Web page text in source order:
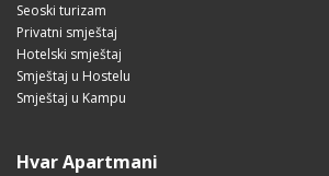
Seoski turizam
Privatni smještaj
Hotelski smještaj
Smještaj u Hostelu
Smještaj u Kampu
Hvar Apartmani